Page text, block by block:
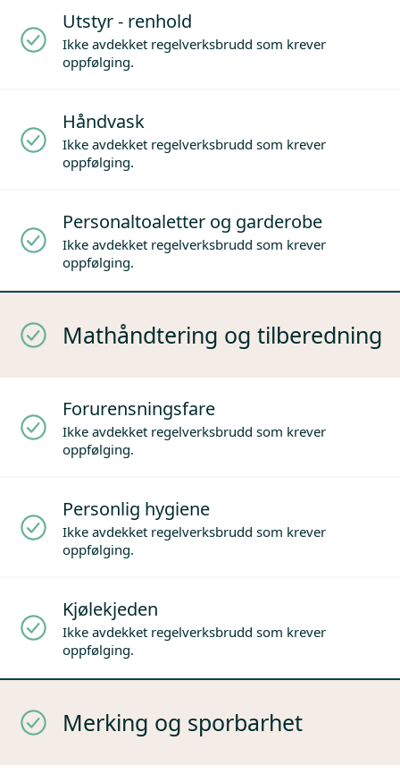
Utstyr - renhold
Ikke avdekket regelverksbrudd som krever
oppfølging.
Håndvask
Ikke avdekket regelverksbrudd som krever
oppfølging.
Personaltoaletter og garderobe
Ikke avdekket regelverksbrudd som krever
oppfølging.
Mathåndtering og tilberedning
Forurensningsfare
Ikke avdekket regelverksbrudd som krever
oppfølging.
Personlig hygiene
Ikke avdekket regelverksbrudd som krever
oppfølging.
Kjølekjeden
Ikke avdekket regelverksbrudd som krever
oppfølging.
Merking og sporbarhet